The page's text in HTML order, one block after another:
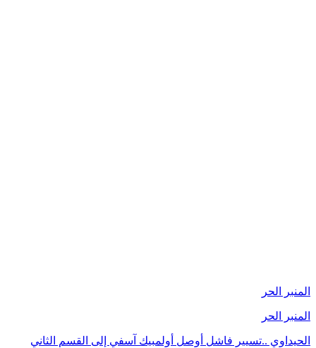
المنبر الحر
المنبر الحر
الحيداوي ..تسيير فاشل أوصل أولمبيك آسفي إلى القسم الثاني